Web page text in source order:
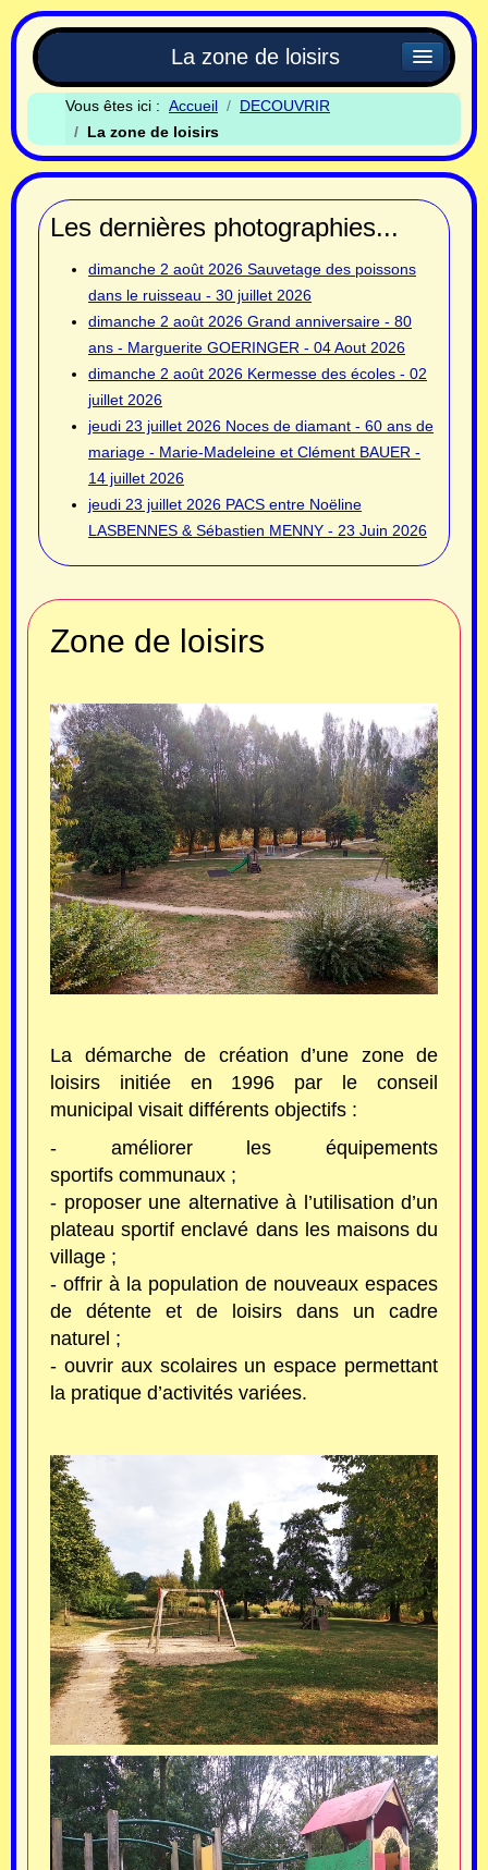
La zone de loisirs
Vous êtes ici : Accueil
DECOUVRIR
La zone de loisirs
Les dernières photographies...
dimanche 2 août 2026 Sauvetage des poissons
dans le ruisseau - 30 juillet 2026
dimanche 2 août 2026 Grand anniversaire - 80
ans - Marguerite GOERINGER - 04 Aout 2026
dimanche 2 août 2026 Kermesse des écoles - 02
juillet 2026
jeudi 23 juillet 2026 Noces de diamant - 60 ans de
mariage - Marie-Madeleine et Clément BAUER -
14 juillet 2026
jeudi 23 juillet 2026 PACS entre Noëline
LASBENNES & Sébastien MENNY - 23 Juin 2026
Zone de loisirs
La démarche de création d’une zone de
loisirs initiée en 1996 par le conseil
municipal visait différents objectifs :
- améliorer les équipements
sportifs communaux ;
- proposer une alternative à l’utilisation d’un
plateau sportif enclavé dans les maisons du
village ;
- offrir à la population de nouveaux espaces
de détente et de loisirs dans un cadre
naturel ;
- ouvrir aux scolaires un espace permettant
la pratique d’activités variées.